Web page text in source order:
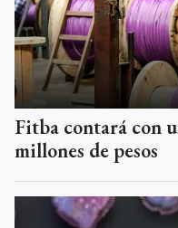
Fitba contará con
millones de pesos